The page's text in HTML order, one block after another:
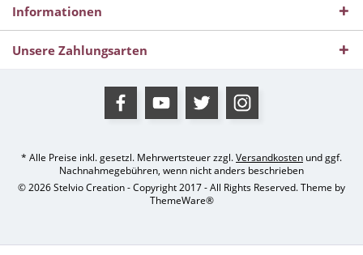
Informationen
Unsere Zahlungsarten
* Alle Preise inkl. gesetzl. Mehrwertsteuer zzgl.Versandkosten und ggf.
Nachnahmegebühren, wenn nicht anders beschrieben
© 2026 Stelvio Creation - Copyright 2017 - All Rights Reserved. Theme by
ThemeWare®